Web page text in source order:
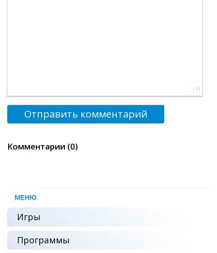
0
Отправить комментарий
Комментарии (0)
МЕНЮ
Игры
Программы